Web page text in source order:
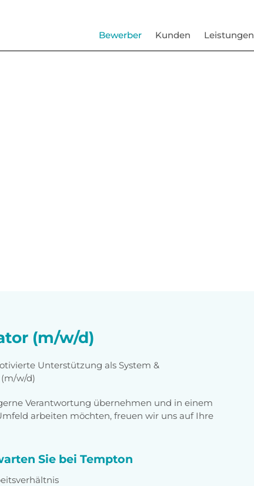
Bewerber Kunden Leistungen
(m/w/d)
Unterstützung als System &
w/d)
Verantwortung übernehmen und in einem
arbeiten möchten, freuen wir uns auf Ihre
Sie bei Tempton